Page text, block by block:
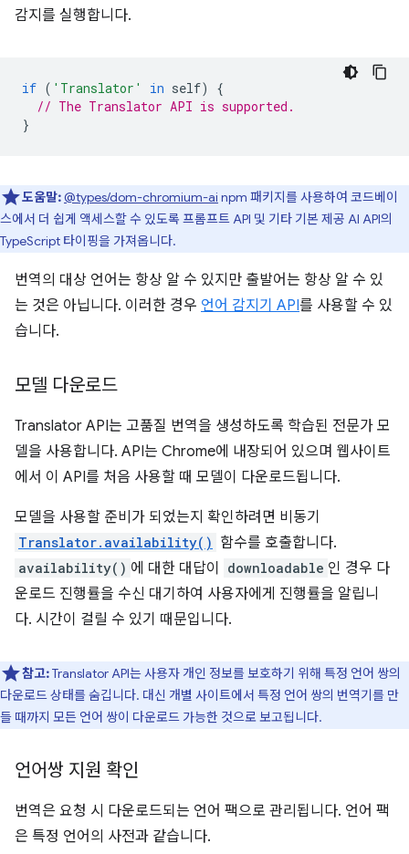
감지를 실행합니다.
if ( 'Translator' in self)
{
// The Translator API is supported.
}
도움말:@types/dom-chromium-ai npm 패키지를 사용하여 코드베이
스에서 더 쉽게 액세스할 수 있도록 프롬프트 API 및 기타 기본 제공 AI API의
TypeScript 타이핑을 가져옵니다.
번역의 대상 언어는 항상 알 수 있지만 출발어는 항상 알 수 있
는 것은 아닙니다. 이러한 경우 언어 감지기 API를 사용할 수 있
습니다.
모델 다운로드
Translator API는 고품질 번역을 생성하도록 학습된 전문가 모
델을 사용합니다. API는 Chrome에 내장되어 있으며 웹사이트
에서 이 API를 처음 사용할 때 모델이 다운로드됩니다.
모델을 사용할 준비가 되었는지 확인하려면 비동기
Translator.availability() 함수를 호출합니다.
availability() 에 대한 대답이 downloadable 인 경우 다
운로드 진행률을 수신 대기하여 사용자에게 진행률을 알립니
다. 시간이 걸릴 수 있기 때문입니다.
참고:Translator API는 사용자 개인 정보를 보호하기 위해 특정 언어 쌍의
다운로드 상태를 숨깁니다. 대신 개별 사이트에서 특정 언어 쌍의 번역기를 만
들 때까지 모든 언어 쌍이 다운로드 가능한 것으로 보고됩니다.
언어쌍 지원 확인
번역은 요청 시 다운로드되는 언어 팩으로 관리됩니다. 언어 팩
은 특정 언어의 사전과 같습니다.